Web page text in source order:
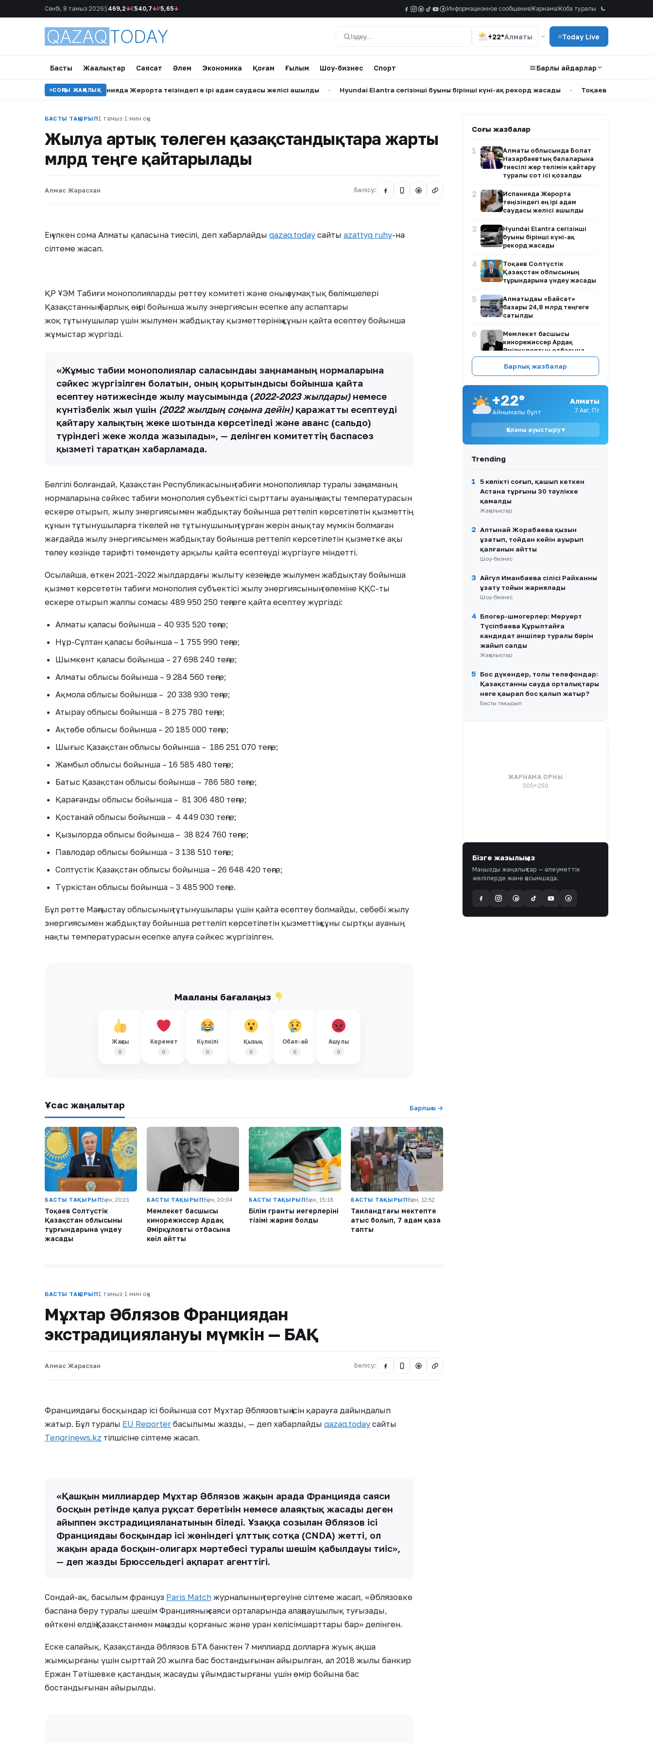
Сенбі, 8 тамыз 2026 $469,2↓€540,7↓₽5,65↓ @ a Информационное сообщениеЖарнамаЖоба туралы
Іздеу
+22°Алматы Today Live
Басты Жаңалықтар Саясат Әлем Экономика Қоғам Ғылым Шоу-бизнес Спорт Барлық айдарлар
СОҢҒЫ ЖАҢАЛЫҚ
• Испанияда Жерорта теңізіндегі ең ірі адам саудасы желісі ашылды • Hyundai Elantra сегізінші буыны бірінші күні-ақ рекорд жасады • Тоқаев Солтүстік
БАСТЫ ТАҚЫРЫП1 тамыз·1 мин оқу
Жылуға артық төлеген қазақстандықтарға жарты
млрд теңге қайтарылады
Алмас Жарасхан Бөлісу: @
Ең үлкен сома Алматы қаласына тиесілі, деп хабарлайды qazaq.today сайты azattyq ruhy-на
сілтеме жасап.
ҚР ҰЭМ Табиғи монополияларды реттеу комитеті және оның аумақтық бөлімшелері
Қазақстанның барлық өңірі бойынша жылу энергиясын есепке алу аспаптары
жоқ тұтынушылар үшін жылумен жабдықтау қызметтерінің құнын қайта есептеу бойынша
жұмыстар жүргізді.
«Жұмыс табиғи монополиялар саласындағы заңнаманың нормаларына
сәйкес жүргізілген болатын, оның қорытындысы бойынша қайта
есептеу нәтижесінде жылу маусымында (2022-2023 жылдары)немесе
күнтізбелік жыл үшін (2022 жылдың соңына дейін)қаражатты есептеуді
қайтару халықтың жеке шотында көрсетіледі және аванс (сальдо)
түріндегі жеке жолда жазылады», — делінген комитеттің баспасөз
қызметі таратқан хабарламада.
Белгілі болғандай, Қазақстан Республикасының табиғи монополиялар туралы заңнаманың
нормаларына сәйкес табиғи монополия субъектісі сырттағы ауаның нақты температурасын
ескере отырып, жылу энергиясымен жабдықтау бойынша реттеліп көрсетілетін қызметтің
құнын тұтынушыларға тікелей не тұтынушының тұрған жерін анықтау мүмкін болмаған
жағдайда жылу энергиясымен жабдықтау бойынша реттеліп көрсетілетін қызметке ақы
төлеу кезінде тарифті төмендету арқылы қайта есептеуді жүргізуге мiндеттi.
Осылайша, өткен 2021-2022 жылдардағы жылыту кезеңінде жылумен жабдықтау бойынша
қызмет көрсететін табиғи монополия субъектісі жылу энергиясының төлеміне ҚҚС-ты
ескере отырып жалпы сомасы 489 950 250 теңгеге қайта есептеу жүргізді:
Алматы қаласы бойынша – 40 935 520 теңге;
Нұр-Сұлтан қаласы бойынша – 1 755 990 теңге;
Шымкент қаласы бойынша – 27 698 240 теңге;
Алматы облысы бойынша – 9 284 560 теңге;
Ақмола облысы бойынша – 20 338 930 теңге;
Атырау облысы бойынша – 8 275 780 теңге;
Ақтөбе облысы бойынша – 20 185 000 теңге;
Шығыс Қазақстан облысы бойынша – 186 251 070 теңге;
Жамбыл облысы бойынша – 16 585 480 теңге;
Батыс Қазақстан облысы бойынша – 786 580 теңге;
Қарағанды облысы бойынша – 81 306 480 теңге;
Қостанай облысы бойынша – 4 449 030 теңге;
Қызылорда облысы бойынша – 38 824 760 теңге;
Павлодар облысы бойынша – 3 138 510 теңге;
Солтүстік Қазақстан облысы бойынша – 26 648 420 теңге;
Түркістан облысы бойынша – 3 485 900 теңге.
Бұл ретте Маңғыстау облысының тұтынушылары үшін қайта есептеу болмайды, себебі жылу
энергиясымен жабдықтау бойынша реттеліп көрсетілетін қызметтің құны сыртқы ауаның
нақты температурасын есепке алуға сәйкес жүргізілген.
Мақаланы бағалаңыз
Жақсы
0
Керемет
0
Күлкілі
0
Қызық
0
Обал-ай
0
Ашулы
0
Ұқсас жаңалықтар Барлығы →
БАСТЫ ТАҚЫРЫПБүгін, 20:21
Тоқаев Солтүстік
Қазақстан облысының
тұрғындарына үндеу
жасады
БАСТЫ ТАҚЫРЫПБүгін, 20:04
Мемлекет басшысы
кинорежиссер Ардақ
Әмірқұловтың отбасына
көңіл айтты
БАСТЫ ТАҚЫРЫПБүгін, 15:18
Білім гранты иегерлерінің
тізімі жария болды
БАСТЫ ТАҚЫРЫПБүгін, 12:52
Таиландтағы мектепте
атыс болып, 7 адам қаза
тапты
БАСТЫ ТАҚЫРЫП1 тамыз·1 мин оқу
Мұхтар Әблязов Франциядан
экстрадициялануы мүмкін — БАҚ
Алмас Жарасхан Бөлісу: @
Франциядағы босқындар ісі бойынша сот Мұхтар Әблязовтың ісін қарауға дайындалып
жатыр. Бұл туралы EU Reporter басылымы жазды, — деп хабарлайды qazaq.today сайты
Tengrinews.kz тілшісіне сілтеме жасап.
«Қашқын миллиардер Мұхтар Әблязов жақын арада Францияда саяси
босқын ретінде қалуға рұқсат беретінін немесе алаяқтық жасады деген
айыппен экстрадицияланатынын біледі. Ұзаққа созылған Әблязов ісі
Франциядағы босқындар ісі жөніндегі ұлттық сотқа (CNDA) жетті, ол
жақын арада босқын-олигарх мәртебесі туралы шешім қабылдауы тиіс»,
— деп жазды Брюссельдегі ақпарат агенттігі.
Сондай-ақ, басылым француз Paris Match журналының тергеуіне сілтеме жасап, «Әблязовке
баспана беру туралы шешім Францияның саяси орталарында алаңдаушылық туғызады,
өйткені елдің Қазақстанмен маңызды қорғаныс және уран келісімшарттары бар» делінген.
Еске салайық, Қазақстанда Әблязов БТА банктен 7 миллиард долларға жуық ақша
жымқырғаны үшін сырттай 20 жылға бас бостандығынан айырылған, ал 2018 жылы банкир
Ержан Тәтішевке қастандық жасауды ұйымдастырғаны үшін өмір бойына бас
бостандығынан айырылды.
Соңғы жазбалар
1
Алматы облысында Болат
Назарбаевтың балаларына
тиесілі жер телімін қайтару
туралы сот ісі қозғалды
2
Испанияда Жерорта
теңізіндегі ең ірі адам
саудасы желісі ашылды
3
Hyundai Elantra сегізінші
буыны бірінші күні-ақ
рекорд жасады
4
Тоқаев Солтүстік
Қазақстан облысының
тұрғындарына үндеу жасады
5
Алматыдағы «Байсат»
базары 24,8 млрд теңгеге
сатылды
6
Мемлекет басшысы
кинорежиссер Ардақ
Әмірқұловтың отбасына
көңіл айтты
7
Астанада кофейня маңында
адамдар легі: полиция
8
2026 жылы білім
анықталды: талапкерлердің
қуанышты сәттері
9
жылына мемлекеттік білім
анықталды
10
Атырауда балабақша
тәрбиешісі 1 жасар балаға
күш көрсеткен
Барлық жазбалар
+22°
Айнымалы бұлт
Алматы
7 Авг, Пт
Қаланы ауыстыру ▾
Trending
1
5 көлікті соғып, қашып кеткен
Астана тұрғыны 30 тәулікке
қамалды
Жаңалықтар
2 Алтынай Жорабаева қызын
ұзатып, тойдан кейін ауырып
қалғанын айтты
Шоу-бизнес
3 Айгүл Иманбаева сіңлісі Райханның
ұзату тойын жариялады
Шоу-бизнес
4 Блогер-шмогерлер: Меруерт
Түсіпбаева Құрылтайға
кандидат әншілер туралы бәрін
жайып салды
Жаңалықтар
5
Бос дүкендер, толы телефондар:
Қазақстанның сауда орталықтары
неге қаңырап бос қалып жатыр?
Басты тақырып
ЖАРНАМА ОРНЫ
300×250
Бізге жазылыңыз
Маңызды жаңалықтар — әлеуметтік
желілерде және қосымшада.
@ a